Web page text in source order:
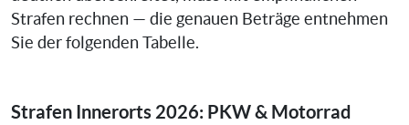
Strafen rechnen — die genauen Beträge entnehmen
Sie der folgenden Tabelle.
Strafen Innerorts 2026: PKW & Motorrad